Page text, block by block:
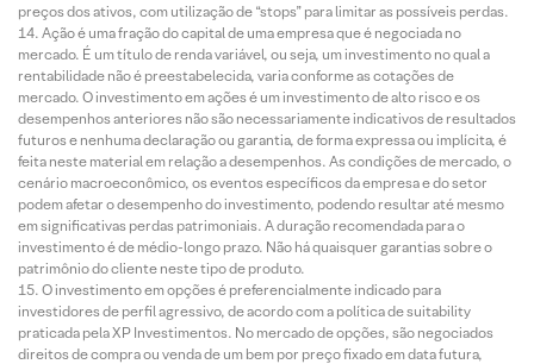
preços dos ativos, com utilização de “stops” para limitar as possíveis perdas.
Ação é uma fração do capital de uma empresa que é negociada no
mercado. É um título de renda variável, ou seja, um investimento no qual a
rentabilidade não é preestabelecida, varia conforme as cotações de
mercado. O investimento em ações é um investimento de alto risco e os
desempenhos anteriores não são necessariamente indicativos de resultados
futuros e nenhuma declaração ou garantia, de forma expressa ou implícita, é
feita neste material em relação a desempenhos. As condições de mercado, o
cenário macroeconômico, os eventos específicos da empresa e do setor
podem afetar o desempenho do investimento, podendo resultar até mesmo
em significativas perdas patrimoniais. A duração recomendada para o
investimento é de médio-longo prazo. Não há quaisquer garantias sobre o
patrimônio do cliente neste tipo de produto.
O investimento em opções é preferencialmente indicado para
investidores de perfil agressivo, de acordo com a política de suitability
praticada pela XP Investimentos. No mercado de opções, são negociados
direitos de compra ou venda de um bem por preço fixado em data futura,